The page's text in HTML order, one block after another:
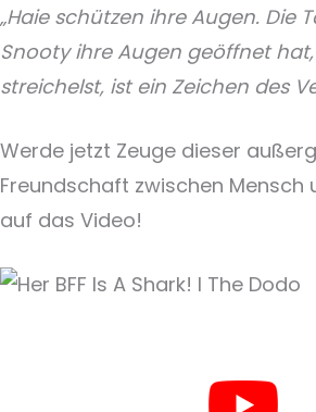
„Haie schützen ihre Augen. Die
Snooty ihre Augen geöffnet
streichelst, ist ein Zeichen des
Werde jetzt Zeuge dieser
Freundschaft zwischen Mensch
auf das Video!